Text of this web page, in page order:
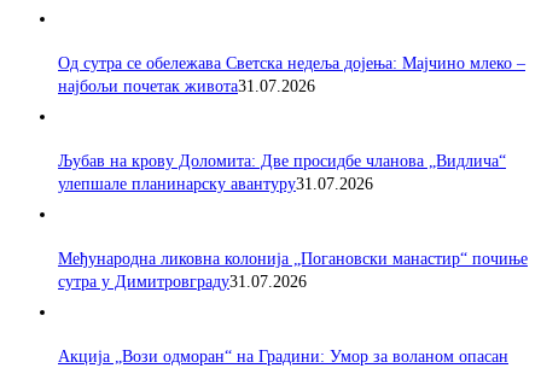
Од сутра се обележава Светска недеља дојења: Мајчино млеко –
најбољи почетак живота31.07.2026
Љубав на крову Доломита: Две просидбе чланова „Видлича“
улепшале планинарску авантуру31.07.2026
Међународна ликовна колонија „Погановски манастир“ почиње
сутра у Димитровграду31.07.2026
Акција „Вози одморан“ на Градини: Умор за воланом опасан